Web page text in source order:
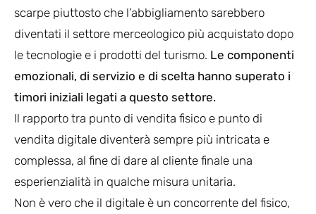
scarpe piuttosto che l’abbigliamento sarebbero
diventati il settore merceologico più acquistato dopo
le tecnologie e i prodotti del turismo. Le componenti
emozionali, di servizio e di scelta hanno superato i
timori iniziali legati a questo settore.
Il rapporto tra punto di vendita fisico e punto di
vendita digitale diventerà sempre più intricata e
complessa, al fine di dare al cliente finale una
esperienzialità in qualche misura unitaria.
Non è vero che il digitale è un concorrente del fisico,